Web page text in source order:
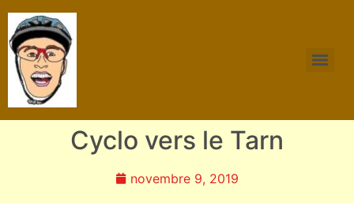
Cyclo vers le Tarn
novembre 9, 2019